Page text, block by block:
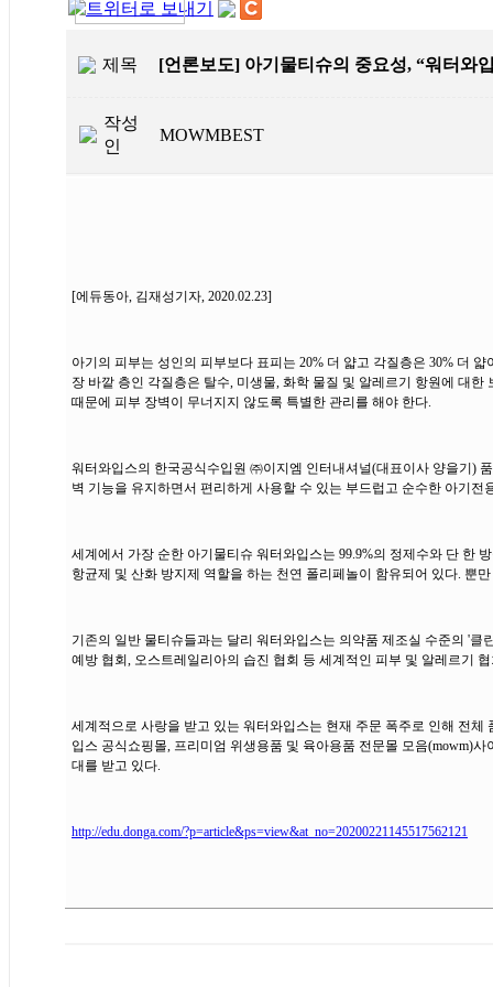
제목 [언론보도] 아기물티슈의 중요성, “워터와
작성
인
MOWMBEST
[에듀동아, 김재성기자, 2020.02.23]
아기의 피부는 성인의 피부보다 표피는 20% 더 얇고 각질층은 30% 더
장 바깥 층인 각질층은 탈수, 미생물, 화학 물질 및 알레르기 항원에 대
때문에 피부 장벽이 무너지지 않도록 특별한 관리를 해야 한다.
워터와입스의 한국공식수입원 ㈜이지엠 인터내셔널(대표이사 양을기)
벽 기능을 유지하면서 편리하게 사용할 수 있는 부드럽고 순수한 아기
세계에서 가장 순한 아기물티슈 워터와입스는 99.9%의 정제수와 단 한
항균제 및 산화 방지제 역할을 하는 천연 폴리페놀이 함유되어 있다. 뿐
기존의 일반 물티슈들과는 달리 워터와입스는 의약품 제조실 수준의 '
예방 협회, 오스트레일리아의 습진 협회 등 세계적인 피부 및 알레르기
세계적으로 사랑을 받고 있는 워터와입스는 현재 주문 폭주로 인해 전
입스 공식쇼핑몰, 프리미엄 위생용품 및 육아용품 전문몰 모음(mowm)
대를 받고 있다.
http://edu.donga.com/?p=article&ps=view&at_no=20200221145517562121